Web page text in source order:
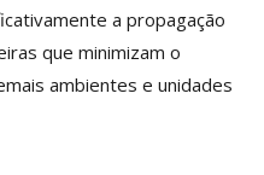
a propagação
que minimizam o
ambientes e unidades